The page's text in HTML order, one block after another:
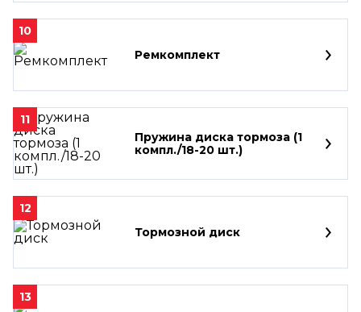
10
Ремкомплект
11
Пружина диска тормоза (1
компл./18-20 шт.)
12
Тормозной диск
13